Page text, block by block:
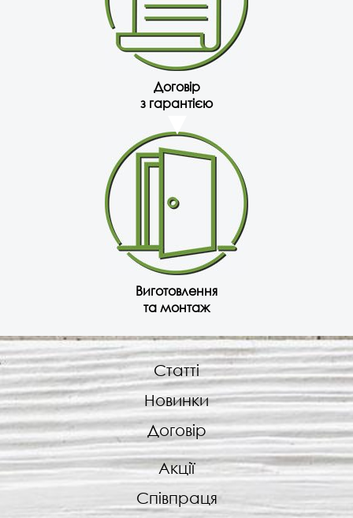
Договір
з гарантією
Виготовлення
та монтаж
Статті
Новинки
Договір
Акції
Співпраця